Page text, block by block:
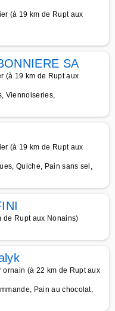
(à 19 km de Rupt aux
SA
(à 19 km de Rupt aux
Viennoiseries,
(à 19 km de Rupt aux
Quiche, Pain sans sel,
de Rupt aux Nonains)
(à 22 km de Rupt aux
Pain au chocolat,